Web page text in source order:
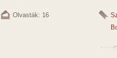
Olvasták: 16